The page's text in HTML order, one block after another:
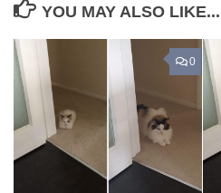
YOU MAY ALSO LIKE...
0